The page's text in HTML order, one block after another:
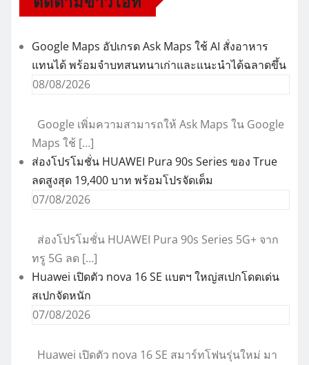
Google Maps อัปเกรด Ask Maps ใช้ AI สั่งอาหาร
แทนได้ พร้อมจำบทสนทนาเก่าและแนะนำได้ฉลาดขึ้น
08/08/2026
Google เพิ่มความสามารถให้ Ask Maps ใน Google
Maps ใช้ […]
ส่องโปรโมชั่น HUAWEI Pura 90s Series ของ True
ลดสูงสุด 19,400 บาท พร้อมโปรจัดเต็ม
07/08/2026
ส่องโปรโมชั่น HUAWEI Pura 90s Series 5G+ จาก
ทรู 5G ลด […]
Huawei เปิดตัว nova 16 SE แบตฯ ใหญ่สเปกโดดเด่น
สเปกจัดหนัก
07/08/2026
Huawei เปิดตัว nova 16 SE สมาร์ทโฟนรุ่นใหม่ มา